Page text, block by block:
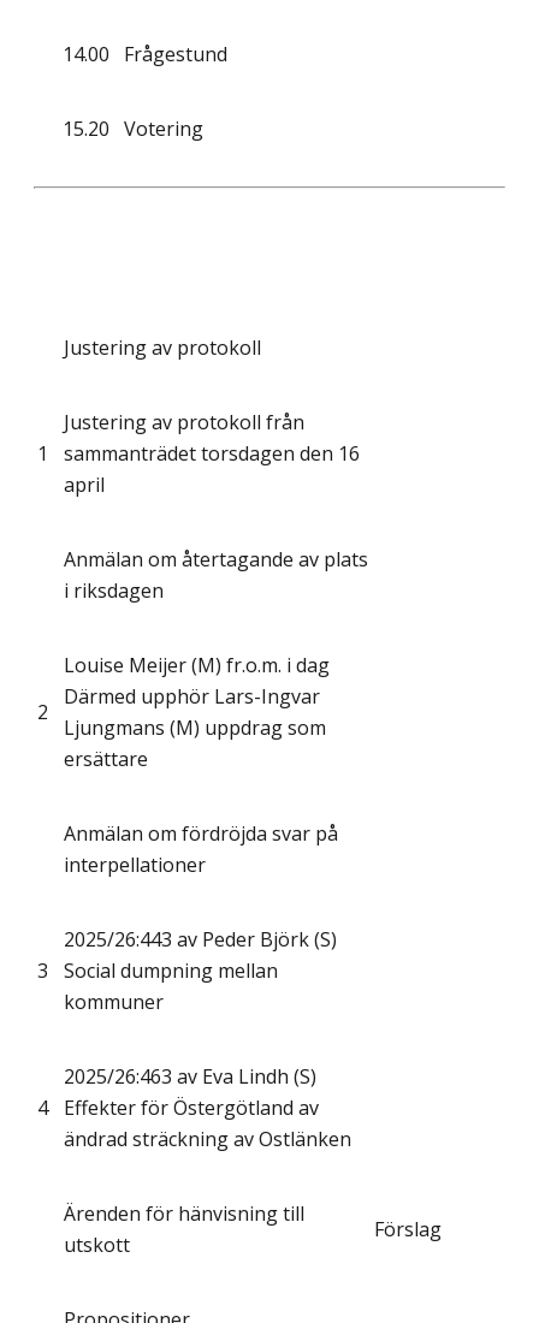
14.00 Frågestund
15.20 Votering
Justering av protokoll
1
Justering av protokoll från
sammanträdet torsdagen den 16
april
Anmälan om återtagande av plats
i riksdagen
2
Louise Meijer (M) fr.o.m. i dag
Därmed upphör Lars-Ingvar
Ljungmans (M) uppdrag som
ersättare
Anmälan om fördröjda svar på
interpellationer
3
2025/26:443 av Peder Björk (S)
Social dumpning mellan
kommuner
4
2025/26:463 av Eva Lindh (S)
Effekter för Östergötland av
ändrad sträckning av Ostlänken
Ärenden för hänvisning till
utskott
Förslag